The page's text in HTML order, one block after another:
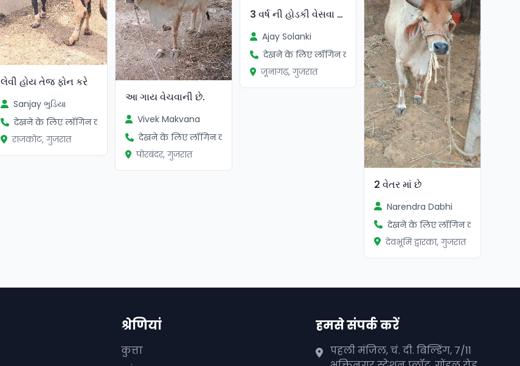
લેવી હોય તેજ ફોન કરે
Sanjay ભુડિયા
देखने के लिए लॉगिन करें
राजकोट, गुजरात
આ ગાય વેચવાની છે.
Vivek Makvana
देखने के लिए लॉगिन करें
पोरबंदर, गुजरात
3 વર્ષ ની હોડકી વેસવા ની સે
Ajay Solanki
देखने के लिए लॉगिन करें
जूनागढ़, गुजरात
2 વેતર માં છે
Narendra Dabhi
देखने के लिए लॉगिन करें
देवभूमि द्वारका, गुजरात
श्रेणियां
कुत्ता
हमसे संपर्क करें
पहली मंजिल, चं. दी. बिल्डिंग, 7/11